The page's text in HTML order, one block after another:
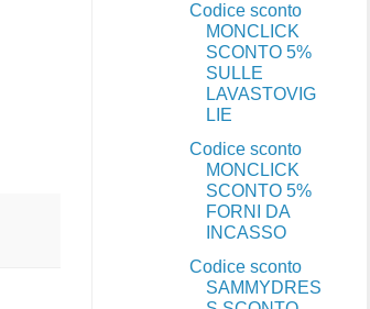
Codice sconto
MONCLICK
SCONTO 5%
SULLE
LAVASTOVIG
LIE
Codice sconto
MONCLICK
SCONTO 5%
FORNI DA
INCASSO
Codice sconto
SAMMYDRES